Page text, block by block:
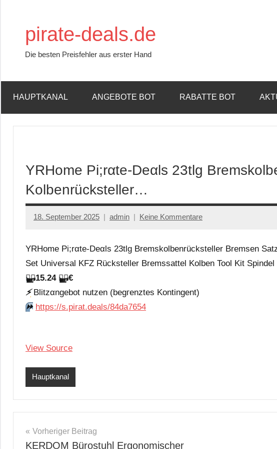
springenpirate-deals.de
Die besten Preisfehler aus erster Hand
HAUPTKANAL ANGEBOTE BOT RABATTE BOT
YRHome Pi;rαtе-Dеαls 23tlg
Kolbenrücksteller…
18. September 2025 admin Keine Kommentare
YRHome Pi;rαtе-Dеαls 23tlg Bremskolbenrücksteller Bremsen
Set Universal KFZ Rücksteller Bremssattel Kolben Tool Kit Spindel
🏴‍☠️15.24 🏴‍☠️€
⚡️Blitzαngеbοt nutzеn (bеgгеnztеs Kοntingеnt)
⏩️ https://s.pirat.deals/84da7654
View Source
Hauptkanal
Beitragsnavigation
Vorheriger Beitrag
KERDOM Bürostuhl Ergonomischer